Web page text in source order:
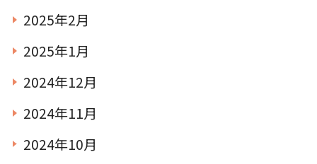
2025年2月
2025年1月
2024年12月
2024年11月
2024年10月